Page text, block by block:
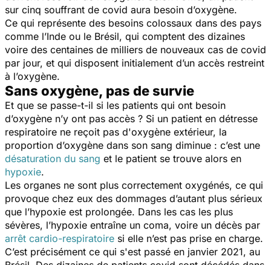
sur cinq souffrant de covid aura besoin d’oxygène.
Ce qui représente des besoins colossaux dans des pays
comme l’Inde ou le Brésil, qui comptent des dizaines
voire des centaines de milliers de nouveaux cas de covid
par jour, et qui disposent initialement d’un accès restreint
à l’oxygène.
Sans oxygène, pas de survie
Et que se passe-t-il si les patients qui ont besoin
d’oxygène n’y ont pas accès ? Si un patient en détresse
respiratoire ne reçoit pas d'oxygène extérieur, la
proportion d’oxygène dans son sang diminue : c’est une
désaturation du sang et le patient se trouve alors en
hypoxie.
Les organes ne sont plus correctement oxygénés, ce qui
provoque chez eux des dommages d’autant plus sérieux
que l’hypoxie est prolongée. Dans les cas les plus
sévères, l’hypoxie entraîne un coma, voire un décès par
arrêt cardio-respiratoire si elle n’est pas prise en charge.
C’est précisément ce qui s'est passé en janvier 2021, au